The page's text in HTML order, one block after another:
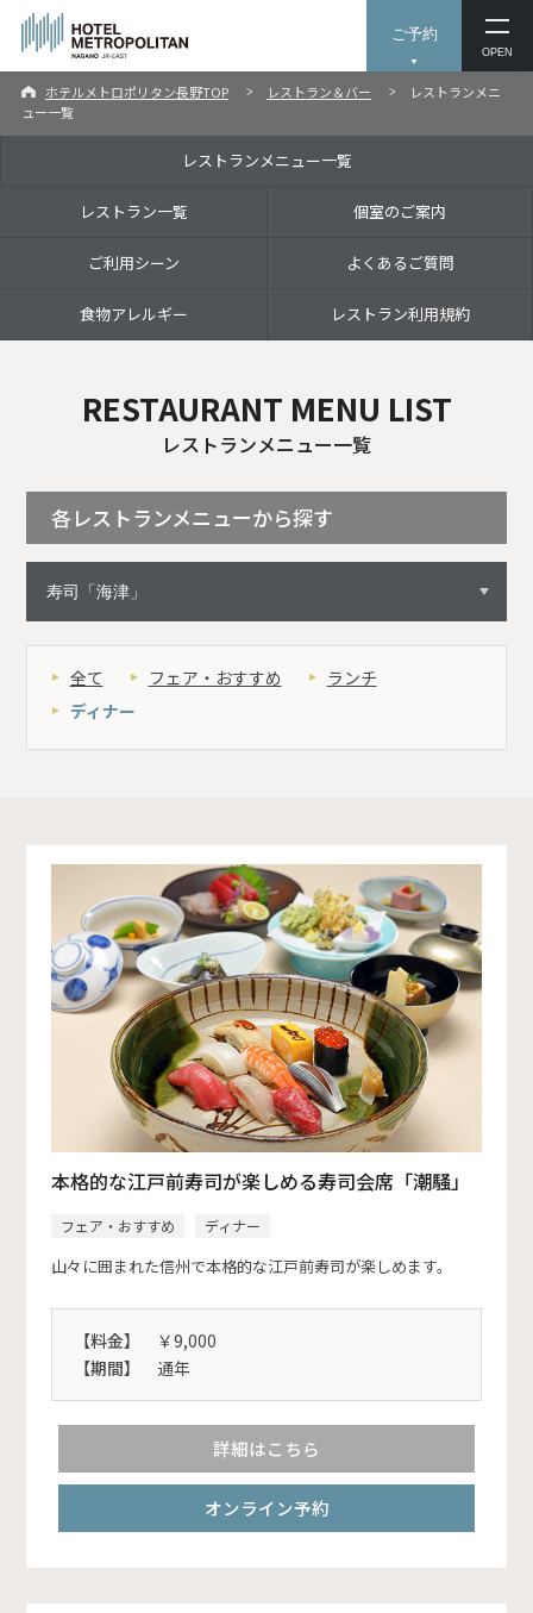
ご予約
OPEN
ホテルメトロポリタン長野TOP レストラン＆バー
レストランメニ
ュー一覧
レストランメニュー一覧
レストラン一覧 個室のご案内
ご利用シーン よくあるご質問
食物アレルギー レストラン利用規約
RESTAURANT MENU LIST
レストランメニュー一覧
各レストランメニューから探す
全て フェア・おすすめ
ランチ
ディナー
本格的な江戸前寿司が楽しめる寿司会席「潮騒」
フェア・おすすめ ディナー
山々に囲まれた信州で本格的な江戸前寿司が楽しめます。
【料金】
￥9,000
【期間】
通年
詳細はこちら
オンライン予約